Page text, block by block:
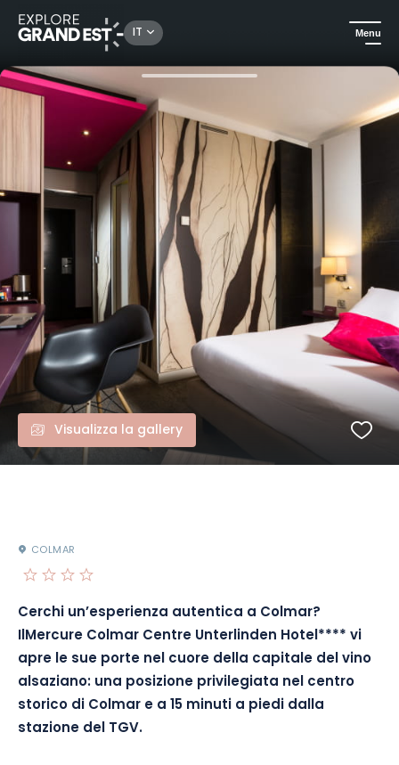
IT Menu
Alloggi di lusso Albergo Mercure Colmar Centre Unterlinden
Visualizza la gallery
COLMAR
Cerchi un’esperienza autentica a Colmar?
IlMercure Colmar Centre Unterlinden Hotel**** vi
apre le sue porte nel cuore della capitale del vino
alsaziano: una posizione privilegiata nel centro
storico di Colmar e a 15 minuti a piedi dalla
stazione del TGV.